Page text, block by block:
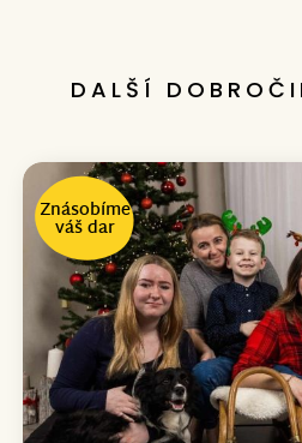
DALŠÍ
Znásobíme
váš dar